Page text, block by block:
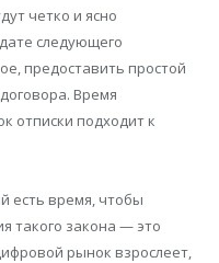
четко и ясно
следующего
предоставить простой
Время
отписки подходит к
есть время, чтобы
такого закона — это
рынок взрослеет,